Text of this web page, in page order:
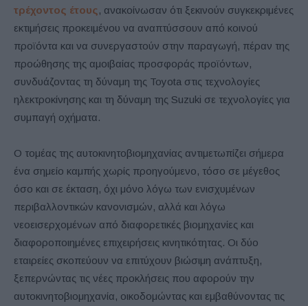
τρέχοντος έτους , ανακοίνωσαν ότι ξεκινούν συγκεκριμένες
εκτιμήσεις προκειμένου να αναπτύσσουν από κοινού
προϊόντα και να συνεργαστούν στην παραγωγή, πέραν της
προώθησης της αμοιβαίας προσφοράς προϊόντων,
συνδυάζοντας τη δύναμη της Toyota στις τεχνολογίες
ηλεκτροκίνησης και τη δύναμη της Suzuki σε τεχνολογίες για
συμπαγή οχήματα.
Ο τομέας της αυτοκινητοβιομηχανίας αντιμετωπίζει σήμερα
ένα σημείο καμπής χωρίς προηγούμενο, τόσο σε μέγεθος
όσο και σε έκταση, όχι μόνο λόγω των ενισχυμένων
περιβαλλοντικών κανονισμών, αλλά και λόγω
νεοεισερχομένων από διαφορετικές βιομηχανίες και
διαφοροποιημένες επιχειρήσεις κινητικότητας. Οι δύο
εταιρείες σκοπεύουν να επιτύχουν βιώσιμη ανάπτυξη,
ξεπερνώντας τις νέες προκλήσεις που αφορούν την
αυτοκινητοβιομηχανία, οικοδομώντας και εμβαθύνοντας τις